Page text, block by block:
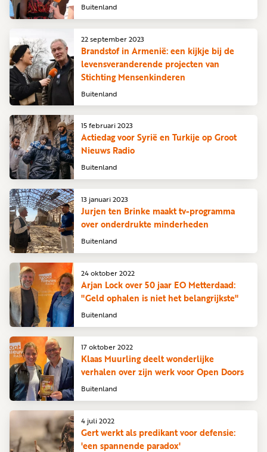
Buitenland
Buitenland
Brandstof in Armenië: een kijkje bij de
levensveranderende projecten van
Stichting Mensenkinderen
22 september 2023
Buitenland
Actiedag voor Syrië en Turkije op Groot
Nieuws Radio
15 februari 2023
Buitenland
Jurjen ten Brinke maakt tv-programma
over onderdrukte minderheden
13 januari 2023
Buitenland
Arjan Lock over 50 jaar EO Metterdaad:
"Geld ophalen is niet het belangrijkste"
24 oktober 2022
Buitenland
Klaas Muurling deelt wonderlijke
verhalen over zijn werk voor Open Doors
17 oktober 2022
Gert werkt als predikant voor defensie:
'een spannende paradox'
4 juli 2022